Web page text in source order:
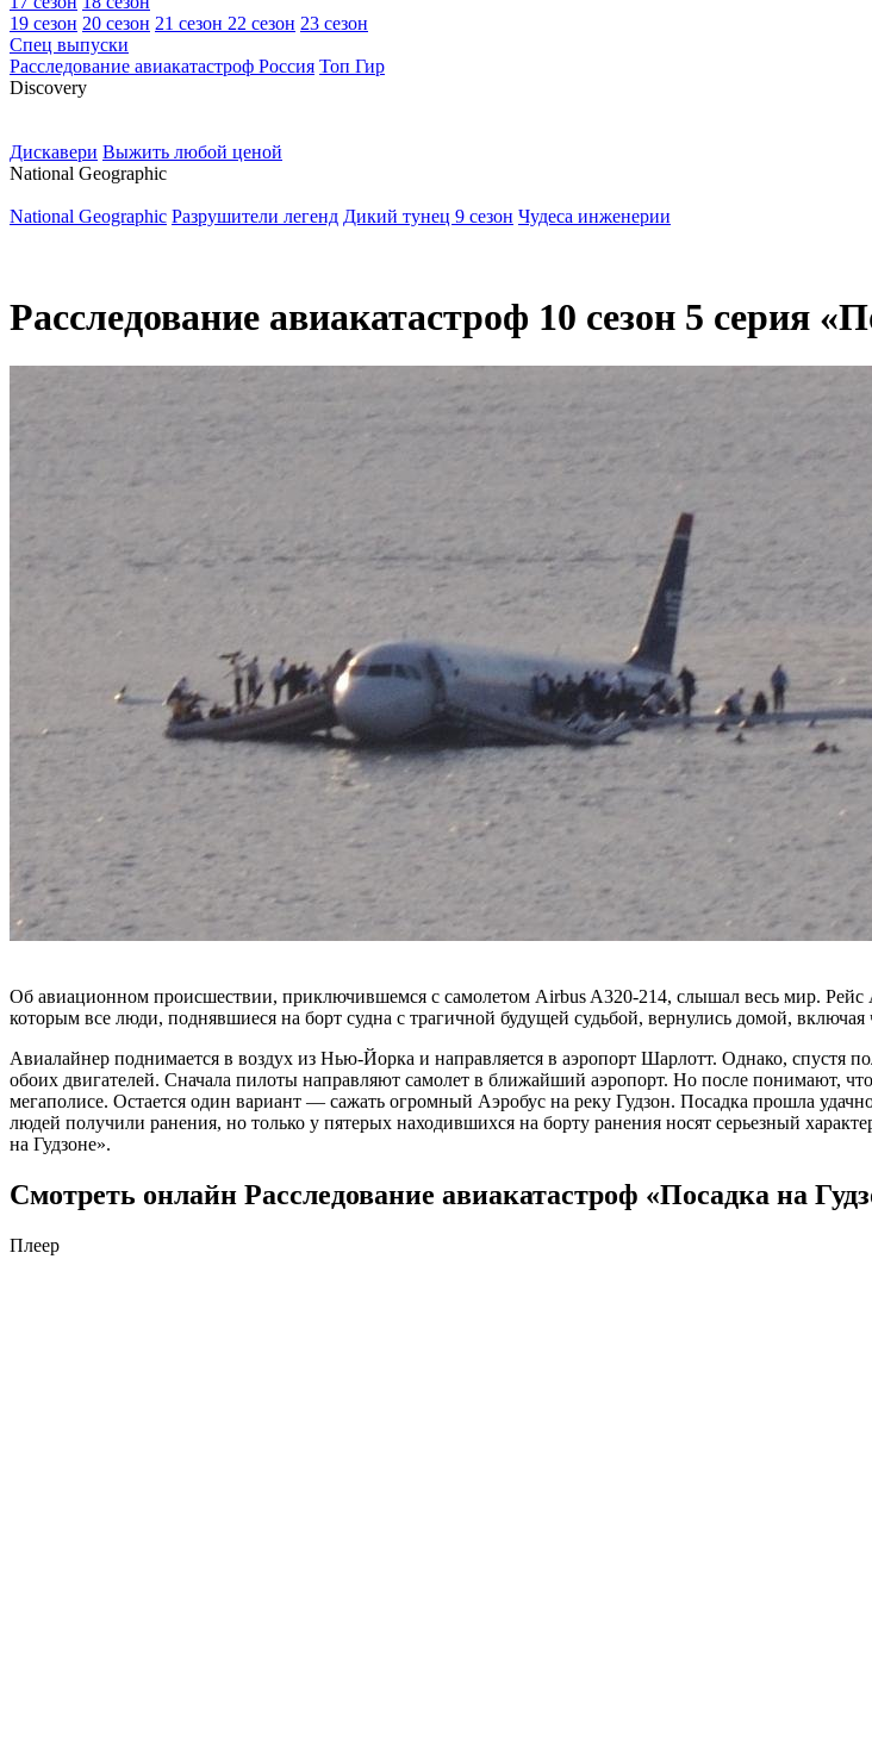
19 сезон 20 сезон 21 сезон 22 сезон 23 сезон
Спец выпуски
Расследование авиакатастроф Россия Топ Гир
Discovery
Дискавери Выжить любой ценой
National Geographic
National Geographic Разрушители легенд Дикий тунец 9 сезон Чудеса инженерии
Расследование авиакатастроф 10 сезон 5 серия
Об авиационном происшествии, приключившемся с самолетом Airbus A320-214, слышал весь мир. Рейс
которым все люди, поднявшиеся на борт судна с трагичной будущей судьбой, вернулись домой, включая
Авиалайнер поднимается в воздух из Нью-Йорка и направляется в аэропорт Шарлотт. Однако, спустя
обоих двигателей. Сначала пилоты направляют самолет в ближайший аэропорт. Но после понимают,
мегаполисе. Остается один вариант — сажать огромный Аэробус на реку Гудзон. Посадка прошла
людей получили ранения, но только у пятерых находившихся на борту ранения носят серьезный
на Гудзоне».
Смотреть онлайн Расследование авиакатастроф «Посадка на
Плеер